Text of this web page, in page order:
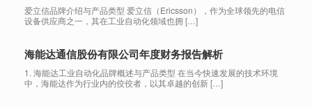
爱立信品牌介绍与产品类型 爱立信（Ericsson），作为全球领先的电信
设备供应商之一，其在工业自动化领域也拥 […]
海能达通信股份有限公司年度财务报告解析
1. 海能达工业自动化品牌概述与产品类型 在当今快速发展的技术环境
中，海能达作为行业内的佼佼者，以其卓越的创新 […]